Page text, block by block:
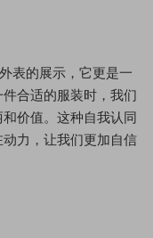
表的展示，它更是一
合适的服装时，我们
价值。这种自我认同
力，让我们更加自信